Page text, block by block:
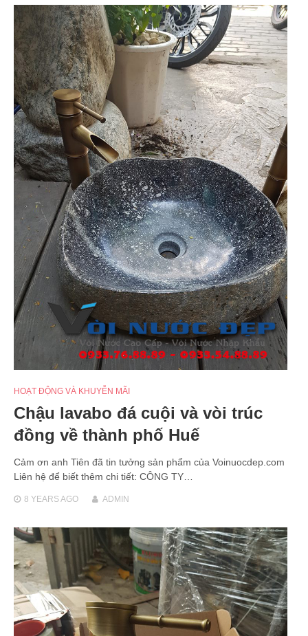
HOẠT ĐỘNG VÀ KHUYỄN MÃI
Chậu lavabo đá cuội và vòi trúc
đồng về thành phố Huế
Cảm ơn anh Tiên đã tin tưởng sản phẩm của Voinuocdep.com
Liên hệ để biết thêm chi tiết: CÔNG TY…
8 YEARSAGO ADMIN